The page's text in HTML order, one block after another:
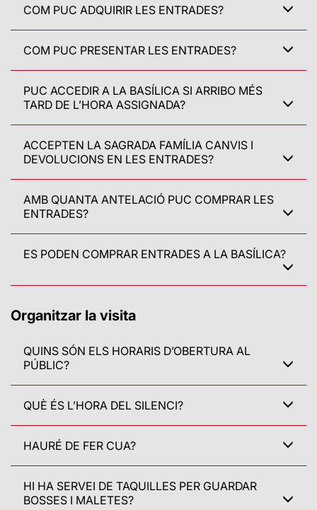
COM PUC ADQUIRIR LES ENTRADES?
COM PUC PRESENTAR LES ENTRADES?
PUC ACCEDIR A LA BASÍLICA SI ARRIBO MÉS
TARD DE L’HORA ASSIGNADA?
ACCEPTEN LA SAGRADA FAMÍLIA CANVIS I
DEVOLUCIONS EN LES ENTRADES?
AMB QUANTA ANTELACIÓ PUC COMPRAR LES
ENTRADES?
ES PODEN COMPRAR ENTRADES A LA BASÍLICA?
Organitzar la visita
QUINS SÓN ELS HORARIS D’OBERTURA AL
PÚBLIC?
QUÈ ÉS L’HORA DEL SILENCI?
HAURÉ DE FER CUA?
HI HA SERVEI DE TAQUILLES PER GUARDAR
BOSSES I MALETES?